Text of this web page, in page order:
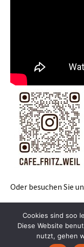
Oder besuchen Sie
Cookies sind soo
Diese Website
nutzt, gehen